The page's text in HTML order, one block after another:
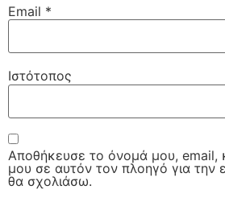
Email *
Ιστότοπος
Αποθήκευσε το όνομά μου, email,
μου σε αυτόν τον πλοηγό για την
θα σχολιάσω.